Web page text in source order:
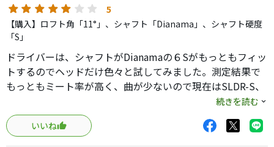
曲がらないドライバーを求めて、俺はゴルフショップやメ
ーカーのフィッティングを受け続けた。
そこで行われることは、どこでも同じだ。自分の持ち球や
打ちたい球筋を聞かれ、10球ずつくらいいろんなクラブと
シャフトを打っては、最適と思われるシャフトとヘッドの
組み合わせを探す。スイングはいじらない。
やがて、一つの組み合わせにたどり着いて、時には純正の
まま、時には馬鹿高いシャフトを購入させられることにな
る。
だが、そんなことをいくらやっても戦場では何の役にも立
5
【購入】ロフト角「11°」、シャフト「Dianama」、シャフト硬度
「S」
ドライバーは、シャフトがDianamaの６Sがもっともフィッ
トするのでヘッドだけ色々と試してみました。測定結果で
もっともミート率が高く、曲が少ないので現在はSLDR-S、
時々M1、で後のヘッドはお蔵入りです。HSが47で
280y（プロギアのred eye120）といったところです。ロフ
ト通りの高い弾道で気持ちよく飛んでいきます。ただ... 音
続きを読む
いいね